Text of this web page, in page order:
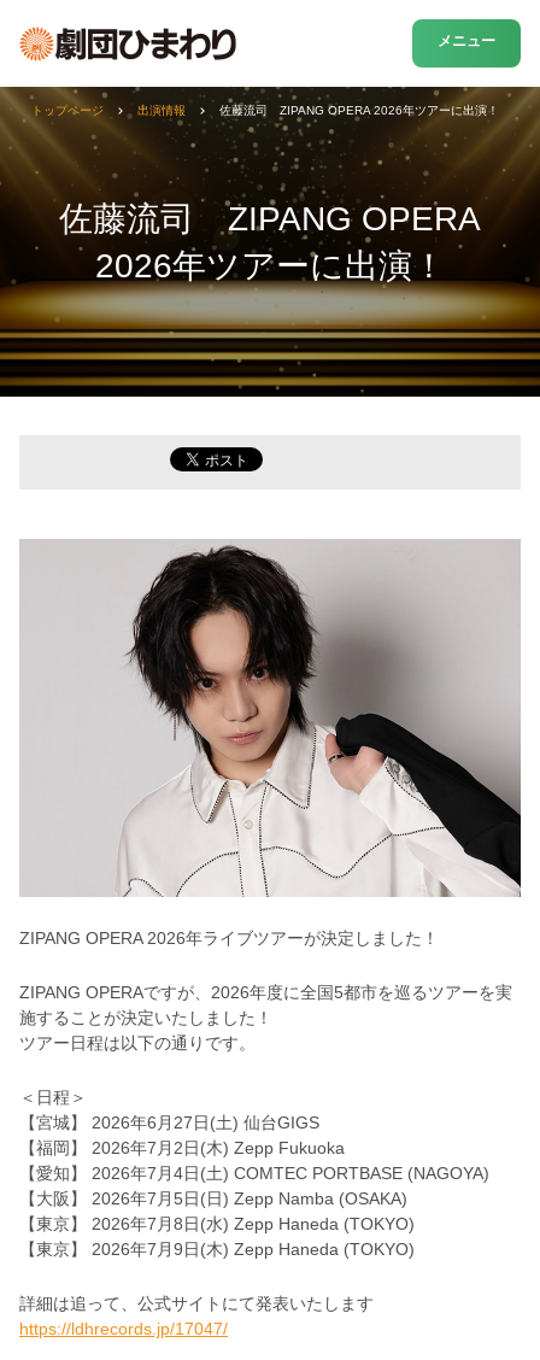
メニュー
佐藤流司 ZIPANG OPERA
2026年ツアーに出演！
トップページ 出演情報 佐藤流司 ZIPANG OPERA 2026年ツアーに出演！
ZIPANG OPERA 2026年ライブツアーが決定しました！
ZIPANG OPERAですが、2026年度に全国5都市を巡るツアーを実
施することが決定いたしました！
ツアー日程は以下の通りです。
＜日程＞
【宮城】 2026年6月27日(土) 仙台GIGS
【福岡】 2026年7月2日(木) Zepp Fukuoka
【愛知】 2026年7月4日(土) COMTEC PORTBASE (NAGOYA)
【大阪】 2026年7月5日(日) Zepp Namba (OSAKA)
【東京】 2026年7月8日(水) Zepp Haneda (TOKYO)
【東京】 2026年7月9日(木) Zepp Haneda (TOKYO)
詳細は追って、公式サイトにて発表いたします
https://ldhrecords.jp/17047/